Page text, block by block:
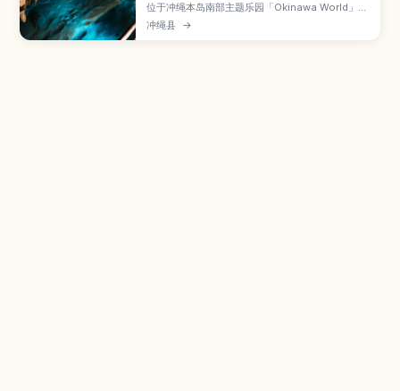
位于冲绳本岛南部主题乐园「Okinawa World」内
的玉泉洞，是全长超过5公里、其中约890米对游
客开放的巨大钟乳石洞。本文介绍数量惊人的钟乳
冲绳县 →